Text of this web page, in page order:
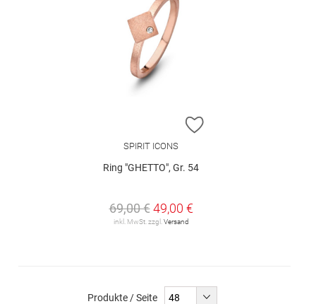
ZUR WUNSCHLISTE
SPIRIT ICONS
Ring "GHETTO", Gr. 54
69,00 € 49,00 €
inkl. MwSt. zzgl. Versand
Produkte / Seite